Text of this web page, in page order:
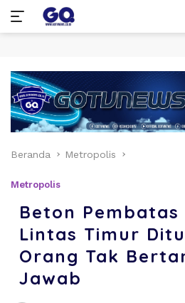
konten
Beranda Metropolis
Metropolis
Beton
Lintas Timur
Orang Tak
Jawab